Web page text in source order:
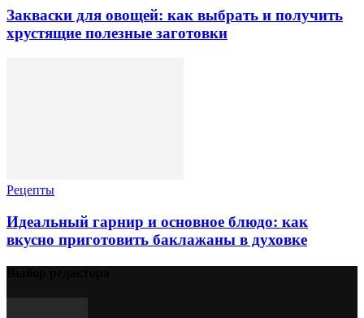
Закваски для овощей: как выбрать и получить
хрустящие полезные заготовки
Рецепты
Идеальный гарнир и основное блюдо: как
вкусно приготовить баклажаны в духовке